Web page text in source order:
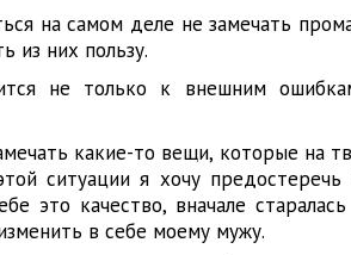
на самом деле не замечать
из них пользу.
не только к внешним
какие-то вещи, которые на
ситуации я хочу
это качество, вначале
в себе моему мужу.